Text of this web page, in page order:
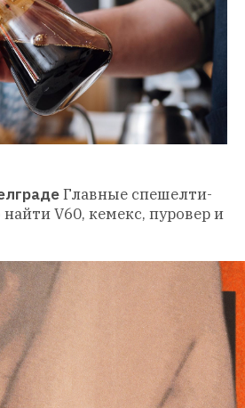
Главные спешелти-
V60, кемекс, пуровер и